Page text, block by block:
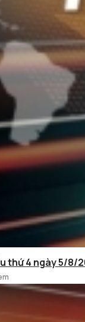
thứ 4 ngày 5/8/